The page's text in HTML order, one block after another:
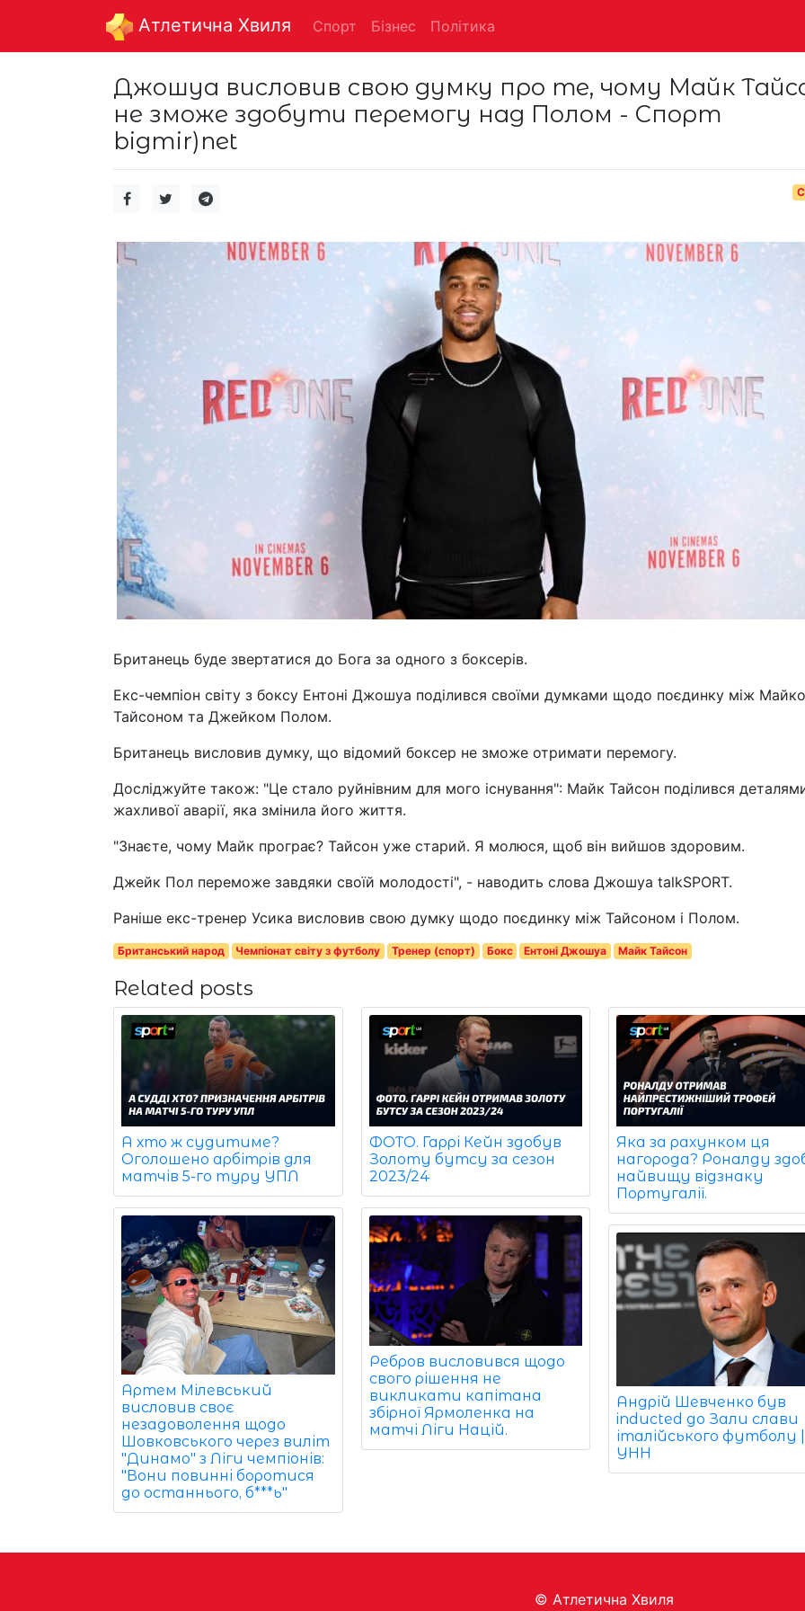
Aтлетична Хвиля Спорт Бізнес Політика
Джошуа висловив свою думку про те, чому Майк
не зможе здобути перемогу над Полом - Спорт
bigmir)net
Британець буде звертатися до Бога за одного з боксерів.
Екс-чемпіон світу з боксу Ентоні Джошуа поділився своїми думками щодо поєдинку між
Тайсоном та Джейком Полом.
Британець висловив думку, що відомий боксер не зможе отримати перемогу.
Досліджуйте також: "Це стало руйнівним для мого існування": Майк Тайсон поділився
жахливої аварії, яка змінила його життя.
"Знаєте, чому Майк програє? Тайсон уже старий. Я молюся, щоб він вийшов здоровим.
Джейк Пол переможе завдяки своїй молодості", - наводить слова Джошуа talkSPORT.
Раніше екс-тренер Усика висловив свою думку щодо поєдинку між Тайсоном і Полом.
Британський народ Чемпіонат світу з футболу Тренер (спорт) Бокс Ентоні Джошуа Майк Тайсон
Related posts
А хто ж судитиме?
Оголошено арбітрів для
матчів 5-го туру УПЛ
Артем Мілевський
висловив своє
незадоволення щодо
Шовковського через виліт
"Динамо" з Ліги чемпіонів:
"Вони повинні боротися
до останнього, б***ь"
ФОТО. Гаррі Кейн здобув
Золоту бутсу за сезон
2023/24
Ребров висловився щодо
свого рішення не
викликати капітана
збірної Ярмоленка на
матчі Ліги Націй.
Яка за рахунком ця
нагорода? Роналду
найвищу відзнаку
Португалії.
Андрій Шевченко був
inducted до Зали слави
італійського футболу |
УНН
© Aтлетична Хвиля